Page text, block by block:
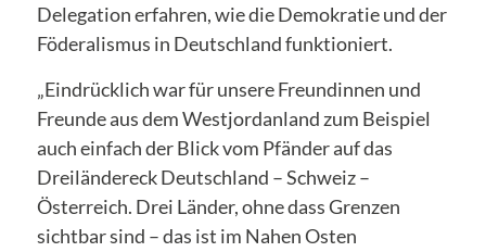
Delegation erfahren, wie die Demokratie und der
Föderalismus in Deutschland funktioniert.
„Eindrücklich war für unsere Freundinnen und
Freunde aus dem Westjordanland zum Beispiel
auch einfach der Blick vom Pfänder auf das
Dreiländereck Deutschland – Schweiz –
Österreich. Drei Länder, ohne dass Grenzen
sichtbar sind – das ist im Nahen Osten